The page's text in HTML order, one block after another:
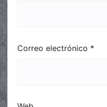
Correo electrónico *